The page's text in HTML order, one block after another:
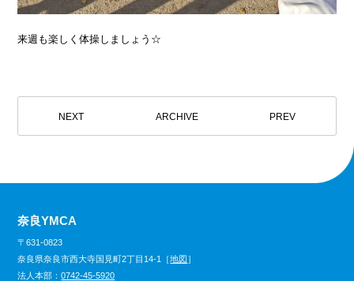
来週も楽しく体操しましょう☆
NEXT ARCHIVE PREV
奈良YMCA
〒631-0823
奈良県奈良市西大寺国見町2丁目14-1［地図］
法人本部：0742-45-5920